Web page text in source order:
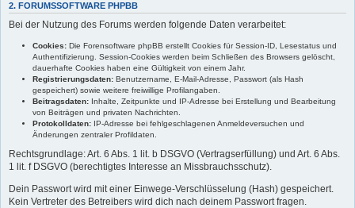
2. FORUMSSOFTWARE PHPBB
Bei der Nutzung des Forums werden folgende Daten verarbeitet:
Cookies: Die Forensoftware phpBB erstellt Cookies für Session-ID, Lesestatus und
Authentifizierung. Session-Cookies werden beim Schließen des Browsers gelöscht,
dauerhafte Cookies haben eine Gültigkeit von einem Jahr.
Registrierungsdaten: Benutzername, E-Mail-Adresse, Passwort (als Hash
gespeichert) sowie weitere freiwillige Profilangaben.
Beitragsdaten: Inhalte, Zeitpunkte und IP-Adresse bei Erstellung und Bearbeitung
von Beiträgen und privaten Nachrichten.
Protokolldaten: IP-Adresse bei fehlgeschlagenen Anmeldeversuchen und
Änderungen zentraler Profildaten.
Rechtsgrundlage: Art. 6 Abs. 1 lit. b DSGVO (Vertragserfüllung) und Art. 6 Abs.
1 lit. f DSGVO (berechtigtes Interesse an Missbrauchsschutz).
Dein Passwort wird mit einer Einwege-Verschlüsselung (Hash) gespeichert.
Kein Vertreter des Betreibers wird dich nach deinem Passwort fragen.